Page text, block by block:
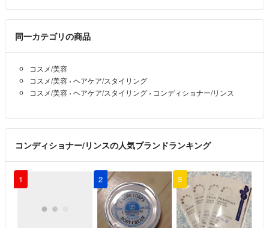
同一カテゴリの商品
コスメ/美容
コスメ/美容 › ヘアケア/スタイリング
コスメ/美容 › ヘアケア/スタイリング › コンディショナー/リンス
コンディショナー/リンスの人気ブランドランキング
1 2 3